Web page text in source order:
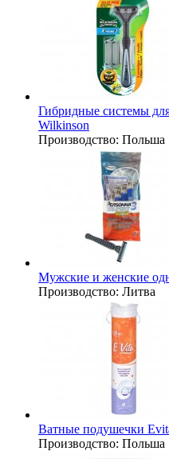
Гибридные системы
Wilkinson
Производство: Польша
Мужские и женские
Производство: Литва
Ватные подушечки
Производство: Польша